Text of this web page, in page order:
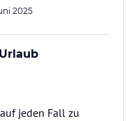
bemüht.
2025
jeden Fall zu